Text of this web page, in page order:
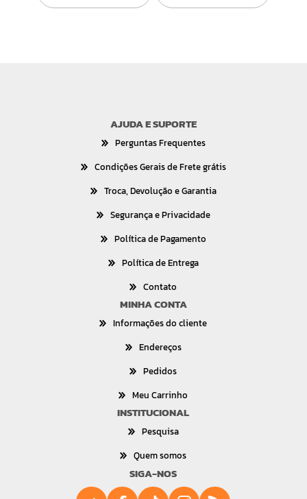
AJUDA E SUPORTE
Perguntas Frequentes
Condições Gerais de Frete grátis
Troca, Devolução e Garantia
Segurança e Privacidade
Política de Pagamento
Política de Entrega
Contato
MINHA CONTA
Informações do cliente
Endereços
Pedidos
Meu Carrinho
INSTITUCIONAL
Pesquisa
Quem somos
SIGA-NOS